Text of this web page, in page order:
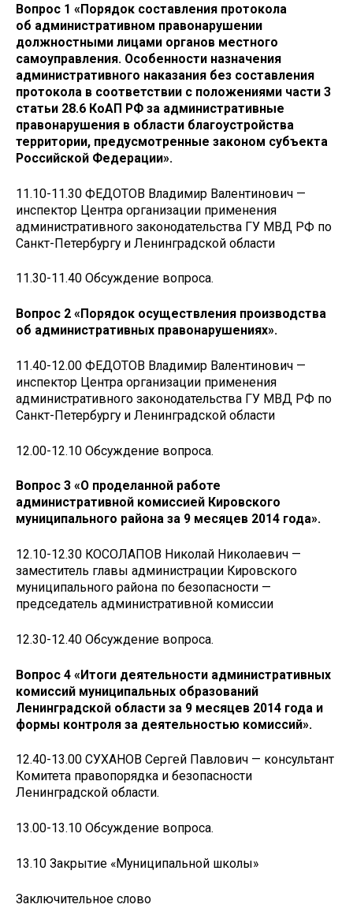
Вопрос 1 «Порядок составления протокола
об административном правонарушении
должностными лицами органов местного
самоуправления. Особенности назначения
административного наказания без составления
протокола в соответствии с положениями части 3
статьи 28.6 КоАП РФ за административные
правонарушения в области благоустройства
территории, предусмотренные законом субъекта
Российской Федерации».
11.10-11.30 ФЕДОТОВ Владимир Валентинович —
инспектор Центра организации применения
административного законодательства ГУ МВД РФ по
Санкт-Петербургу и Ленинградской области
11.30-11.40 Обсуждение вопроса.
Вопрос 2 «Порядок осуществления производства
об административных правонарушениях».
11.40-12.00 ФЕДОТОВ Владимир Валентинович —
инспектор Центра организации применения
административного законодательства ГУ МВД РФ по
Санкт-Петербургу и Ленинградской области
12.00-12.10 Обсуждение вопроса.
Вопрос 3 «О проделанной работе
административной комиссией Кировского
муниципального района за 9 месяцев 2014 года».
12.10-12.30 КОСОЛАПОВ Николай Николаевич —
заместитель главы администрации Кировского
муниципального района по безопасности —
председатель административной комиссии
12.30-12.40 Обсуждение вопроса.
Вопрос 4 «Итоги деятельности административных
комиссий муниципальных образований
Ленинградской области за 9 месяцев 2014 года и
формы контроля за деятельностью комиссий».
12.40-13.00 СУХАНОВ Сергей Павлович — консультант
Комитета правопорядка и безопасности
Ленинградской области.
13.00-13.10 Обсуждение вопроса.
13.10 Закрытие «Муниципальной школы»
Заключительное слово